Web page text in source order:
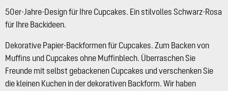
50er-Jahre-Design für Ihre Cupcakes. Ein stilvolles Schwarz-Rosa
für Ihre Backideen.
Dekorative Papier-Backformen für Cupcakes. Zum Backen von
Muffins und Cupcakes ohne Muffinblech. Überraschen Sie
Freunde mit selbst gebackenen Cupcakes und verschenken Sie
die kleinen Kuchen in der dekorativen Backform. Wir haben